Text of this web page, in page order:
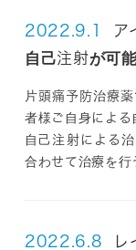
2022.9.1
ア
自己注射が可
片頭痛予防治療
者様ご自身による
自己注射による
合わせて治療を行
2022.6.8